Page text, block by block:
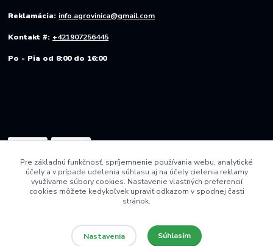
Reklamácia: info.agrovinica@gmail.com
Kontakt #: +421907256445
Po - Pia od 8:00 do 16:00
Pre základnú funkčnosť, spríjemnenie používania webu, analytické
účely a v prípade udelenia súhlasu aj na účely cielenia reklamy
využívame súbory cookies. Nastavenie vlastných preferencií
cookies môžete kedykoľvek upraviť odkazom v spodnej časti
stránok.
Nastavenia Súhlasím